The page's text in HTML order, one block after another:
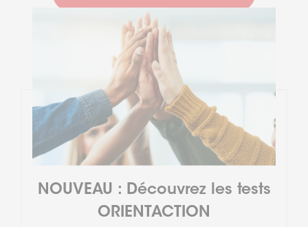
NOUVEAU : Découvrez les tests
ORIENTACTION